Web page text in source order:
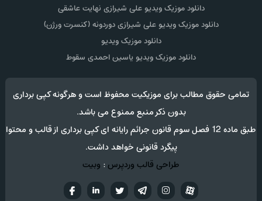
دانلود موزیک ویدیو علی شیرازی نهایت عاشقی
دانلود موزیک ویدیو علی شیرازی دوردونه (کنسرت ورژن)
دانلود موزیک ویدیو
دانلود موزیک ویدیو یاسین احمدی سقوط
تمامی حقوق مطالب برای موزیکیت محفوظ است و هرگونه کپی برداری
بدون ذکر منبع ممنوع می باشد.
طبق ماده 12 فصل سوم قانون جرائم رایانه ای کپی برداری از قالب و محتوا
پیگرد قانونی خواهد داشت.
طراحی قالب وردپرس: وبیت
تويترتلگراماینستاگرام آپارات